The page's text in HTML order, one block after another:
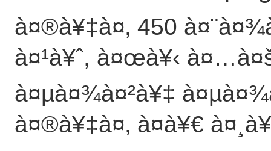
à¤®à¥‡à¤‚ 450
à¤¹à¥ˆ, à¤œà¥‹
à¤µà¤¾à¤²à¥‡
à¤®à¥‡à¤‚ à¤­à¥€